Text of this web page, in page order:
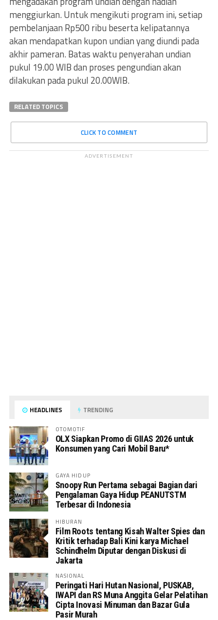
menggiurkan. Untuk mengikuti program ini, setiap
pembelanjaan Rp500 ribu beserta kelipatannya
akan mendapatkan kupon undian yang diundi pada
akhir pameran. Batas waktu penyerahan undian
pukul 19.00 WIB dan proses pengundian akan
dilakukan pada pukul 20.00WIB.
RELATED TOPICS
CLICK TO COMMENT
ADVERTISEMENT
HEADLINES TRENDING
OTOMOTIF
OLX Siapkan Promo di GIIAS 2026 untuk
Konsumen yang Cari Mobil Baru*
GAYA HIDUP
Snoopy Run Pertama sebagai Bagian dari
Pengalaman Gaya Hidup PEANUTSTM
Terbesar di Indonesia
HIBURAN
Film Roots tentang Kisah Walter Spies dan
Kritik terhadap Bali Kini karya Michael
Schindhelm Diputar dengan Diskusi di
Jakarta
NASIONAL
Peringati Hari Hutan Nasional, PUSKAB,
IWAPI dan RS Muna Anggita Gelar Pelatihan
Cipta Inovasi Minuman dan Bazar Gula
Pasir Murah